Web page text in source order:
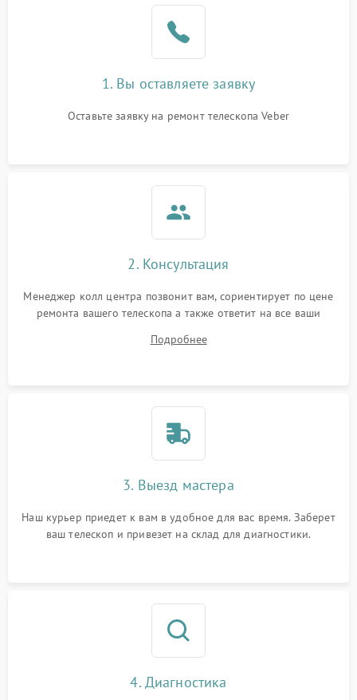
1. Вы оставляете заявку
Оставьте заявку на ремонт телескопа Veber
2. Консультация
Менеджер колл центра позвонит вам, сориентирует по цене
ремонта вашего телескопа а также ответит на все ваши
Подробнее
3. Выезд мастера
Наш курьер приедет к вам в удобное для вас время. Заберет
ваш телескоп и привезет на склад для диагностики.
4. Диагностика